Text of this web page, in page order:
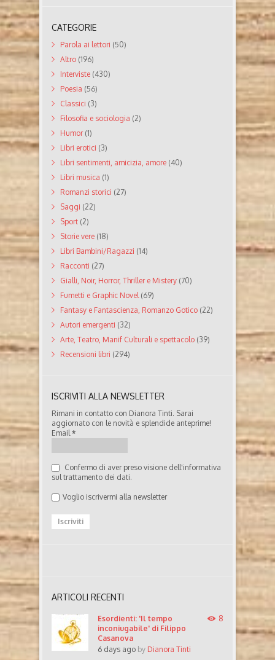
CATEGORIE
Parola ai lettori (50)
Altro (196)
Interviste (430)
Poesia (56)
Classici (3)
Filosofia e sociologia (2)
Humor(1)
Libri erotici (3)
Libri sentimenti, amicizia, amore (40)
Libri musica (1)
Romanzi storici (27)
Saggi (22)
Sport (2)
Storie vere (18)
Libri Bambini/Ragazzi (14)
Racconti (27)
Gialli, Noir, Horror, Thriller e Mistery (70)
Fumetti e Graphic Novel(69)
Fantasy e Fantascienza, Romanzo Gotico (22)
Autori emergenti (32)
Arte, Teatro, Manif Culturali e spettacolo (39)
Recensioni libri (294)
ISCRIVITI ALLA NEWSLETTER
Rimani in contatto con Dianora Tinti. Sarai
aggiornato con le novità e splendide anteprime!
Email*
Confermo di aver preso visione dell'informativa
sul trattamento dei dati.
Voglio iscrivermi alla newsletter
ARTICOLI RECENTI
Esordienti: 'Il tempo
inconiugabile' di Filippo
Casanova
6 days ago by Dianora Tinti
8